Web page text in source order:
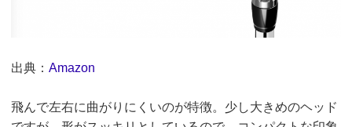
出典： Amazon
飛んで左右に曲がりにくいのが特徴。少し大きめのヘッド